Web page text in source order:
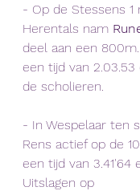
- Op de Stessens
Herentals nam
deel aan een
een tijd van 2.03.53
de scholieren.
- In Wespelaar ten
Rens actief op de
een tijd van 3.41'64
Uitslagen op